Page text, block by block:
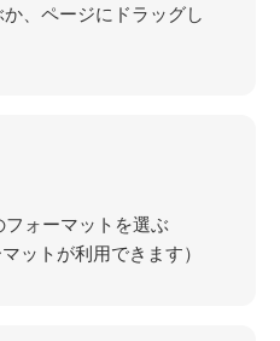
、ページにドラッグし
ォーマットを選ぶ
ットが利用できます）